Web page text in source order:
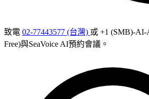
致電 02-77443577 (台灣) 或 +1 (SMB)-
Free)與SeaVoice AI預約會議。